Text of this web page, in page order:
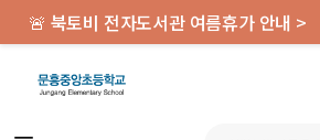
🚨 북토비 전자도서관 여름휴가 안내 >